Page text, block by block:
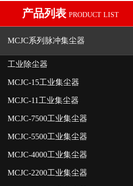
产品列表 PRODUCT LIST
MCJC系列脉冲集尘器
工业除尘器
MCJC-15工业集尘器
MCJC-11工业集尘器
MCJC-7500工业集尘器
MCJC-5500工业集尘器
MCJC-4000工业集尘器
MCJC-2200工业集尘器